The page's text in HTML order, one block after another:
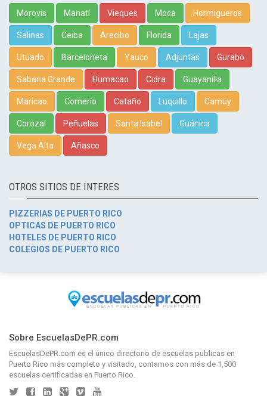
Morovis Manatí Vieques Moca Hormigueros
Salinas Ceiba Arecibo Florida Lajas
Utuado Barceloneta Yauco Adjuntas Gurabo
Sabana Grande Humacao Cidra Guayanilla
Maricao Comerío Cataño Luquillo Camuy
Corozal Peñuelas Santa Isabel Guánica
Vega Alta Añasco
OTROS SITIOS DE INTERES
PIZZERIAS DE PUERTO RICO
OPTICAS DE PUERTO RICO
HOTELES DE PUERTO RICO
COLEGIOS DE PUERTO RICO
Sobre EscuelasDePR.com
EscuelasDePR.com es el único directorio de escuelas publicas en
Puerto Rico más completo y visitado, contamos con más de 1,500
escuelas certificadas en Puerto Rico.